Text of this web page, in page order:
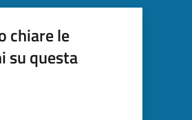
chiare le
su questa